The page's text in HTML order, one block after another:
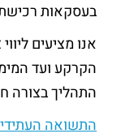
בעסקאות רכישת
אנו מציעים
הקרקע ועד
התהליך בצורה
התשואה